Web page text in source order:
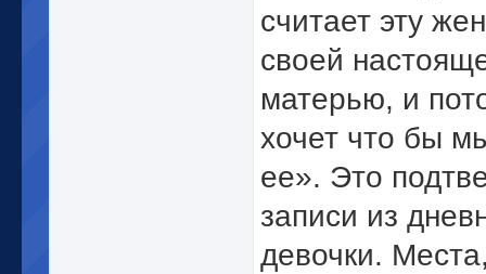
считает эту
своей
матерью, и
хочет что бы
ее». Это
записи из
девочки.